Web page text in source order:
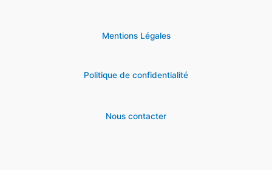
Mentions Légales
Politique de confidentialité
Nous contacter